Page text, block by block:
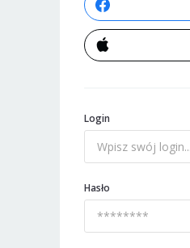
Login
Hasło